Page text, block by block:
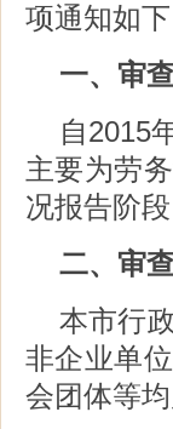
项通知如下
一、审
自2015
主要为劳
况报告阶
二、审
本市行
非企业单
会团体等均